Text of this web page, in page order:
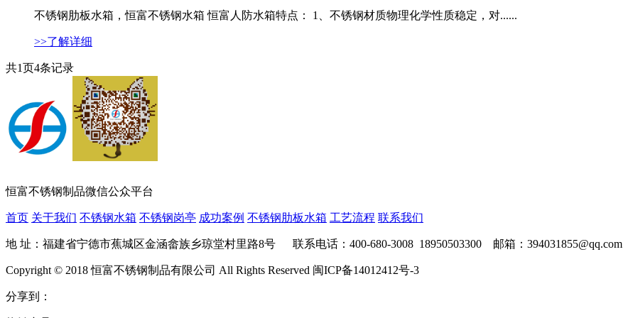
不锈钢肋板水箱，恒富不锈钢水箱 恒富人防水箱特点： 1、不锈钢材质物理化学性质稳定，对......
>>了解详细
共1页4条记录
恒富不锈钢制品微信公众平台
首页 关于我们 不锈钢水箱 不锈钢岗亭 成功案例 不锈钢肋板水箱 工艺流程 联系我们
地 址：福建省宁德市蕉城区金涵畲族乡琼堂村里路8号 联系电话：400-680-3008 18950503300 邮箱：394031855@qq.com
Copyright © 2018 恒富不锈钢制品有限公司 All Rights Reserved 闽ICP备14012412号-3
分享到：